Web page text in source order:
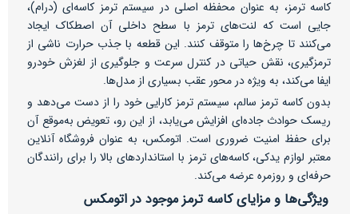
کاسه ترمز، به عنوان محفظه اصلی در سیستم ترمز کاسه‌ای (درام)،
جایی است که لنت‌های ترمز با سطح داخلی آن اصطکاک ایجاد
می‌کنند تا چرخ‌ها را متوقف کنند. این قطعه با جذب حرارت ناشی از
ترمزگیری، نقش حیاتی در کنترل سرعت و جلوگیری از لغزش خودرو
ایفا می‌کند، به ویژه در محور عقب بسیاری از مدل‌ها.
بدون کاسه ترمز سالم، سیستم ترمز کارایی خود را از دست می‌دهد و
ریسک حوادث جاده‌ای افزایش می‌یابد، از این رو، تعویض به‌موقع آن
برای حفظ امنیت ضروری است. اتومکس، به عنوان فروشگاه آنلاین
معتبر لوازم یدکی، کاسه‌های ترمز با استانداردهای بالا را برای رانندگان
حرفه‌ای و روزمره عرضه می‌کند.
ویژگی‌ها و مزایای کاسه ترمز موجود در اتومکس